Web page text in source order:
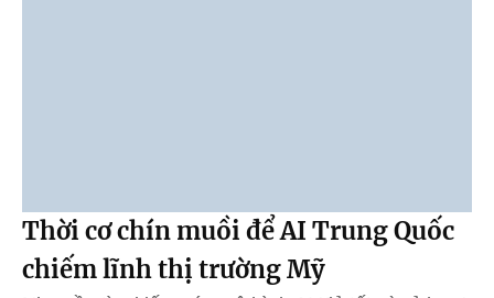
Thời cơ chín muồi để AI Trung Quốc
chiếm lĩnh thị trường Mỹ